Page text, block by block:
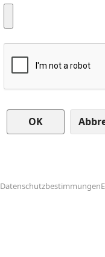
Datenschutzbestimmungen